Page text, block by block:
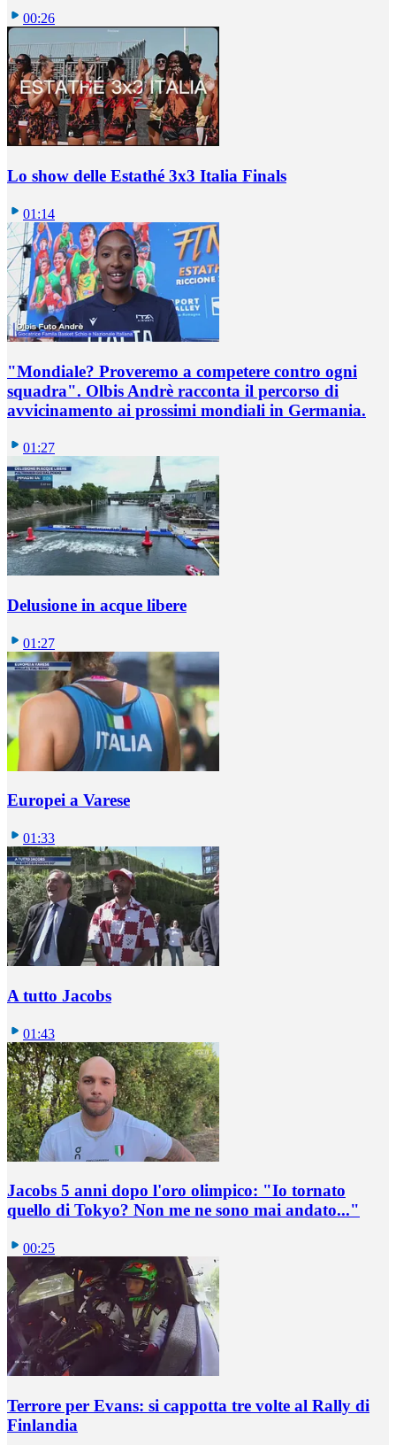
00:26
Lo show delle Estathé 3x3 Italia Finals
01:14
"Mondiale? Proveremo a competere contro ogni
squadra". Olbis Andrè racconta il percorso di
avvicinamento ai prossimi mondiali in Germania.
01:27
Delusione in acque libere
01:27
Europei a Varese
01:33
A tutto Jacobs
01:43
Jacobs 5 anni dopo l'oro olimpico: "Io tornato
quello di Tokyo? Non me ne sono mai andato..."
00:25
Terrore per Evans: si cappotta tre volte al Rally di
Finlandia